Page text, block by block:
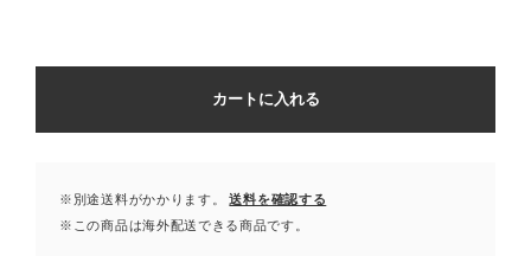
カートに入れる
※別途送料がかかります。
送料を確認する
※この商品は海外配送できる商品です。